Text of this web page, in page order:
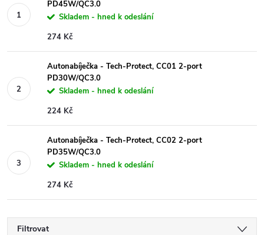
PD45W/QC3.0
Skladem - hned k odeslání
274 Kč
Autonabíječka - Tech-Protect, CC01 2-port
PD30W/QC3.0
Skladem - hned k odeslání
224 Kč
Autonabíječka - Tech-Protect, CC02 2-port
PD35W/QC3.0
Skladem - hned k odeslání
274 Kč
Filtrovat